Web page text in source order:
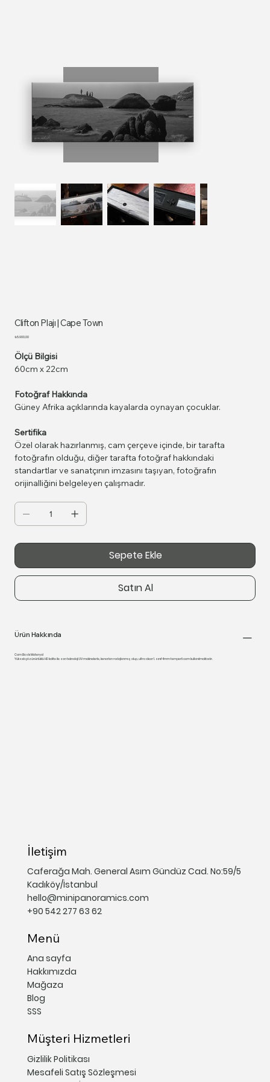
Clifton Plajı | Cape Town
Fiyat
₺5.900,00
Ölçü Bilgisi
60cm x 22cm
Fotoğraf Hakkında
Güney Afrika açıklarında kayalarda oynayan çocuklar.
Sertifika
Özel olarak hazırlanmış, cam çerçeve içinde, bir tarafta
fotoğrafın olduğu, diğer tarafta fotoğraf hakkındaki
standartlar ve sanatçının imzasını taşıyan, fotoğrafın
orijinalliğini belgeleyen çalışmadır.
Sepete Ekle
Satın Al
Ürün Hakkında
Cam Baskı Materyal
Yüksek çözünürlüklü HD kalite ile son teknoloji UV makinelerle, kenarları rodajlanmış olup, ultra clear 1. sınıf 4mm temperli cam kullanılmaktadır.
İletişim
Caferağa Mah. General Asım Gündüz Cad. No:59/5
Kadıköy/İstanbul
hello@minipanoramics.com
+90 542 277 63 62
Menü
Ana sayfa
Hakkımızda
Mağaza
Blog
SSS
Müşteri Hizmetleri
Gizlilik Politikası
Mesafeli Satış Sözleşmesi